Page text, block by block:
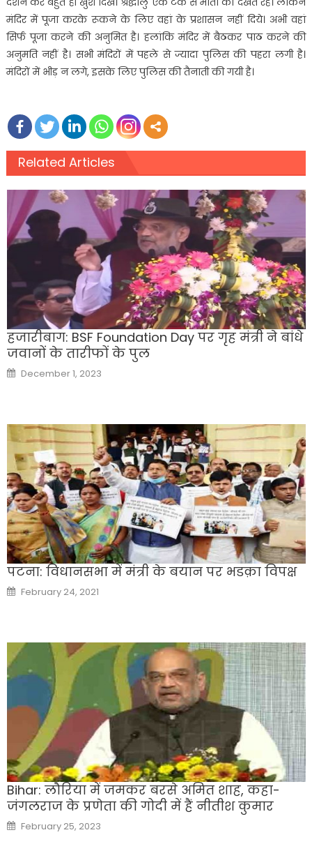
मंदिर में पूजा करके रूकने के लिए वहां के प्रशासन नहीं दिये। अभी वहां
सिर्फ पूजा करने की अनुमित है। हलांकि मंदिर में बैठकर पाठ करने की
अनुमति नहीं है। सभी मंदिरों में पहले से ज्यादा पुलिस की पहरा लगी है।
मंदिरों में भीड़ न लगे, इसके लिए पुलिस की तैनाती की गयी है।
Related Articles
हजारीबाग: BSF Foundation Day पर गृह मंत्री ने बांधे
जवानों के तारीफों के पुल
Posted
on
December 1, 2023
पटना: विधानसभा में मंत्री के बयान पर भडक़ा विपक्ष
Posted
on
February 24, 2021
Bihar: लौरिया में जमकर बरसे अमित शाह, कहा-
जंगलराज के प्रणेता की गोदी में हैं नीतीश कुमार
Posted
on
February 25, 2023